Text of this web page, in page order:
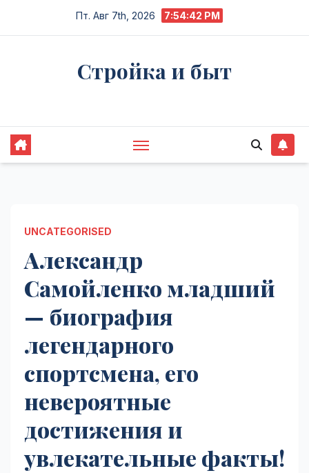
Пт. Авг 7th, 2026 7:54:43 PM
Стройка и быт
UNCATEGORISED
Александр
Самойленко младший
— биография
легендарного
спортсмена, его
невероятные
достижения и
увлекательные факты!